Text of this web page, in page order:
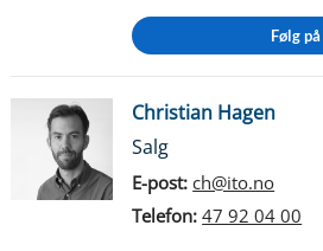
Følg
Christian Hagen
Salg
E-post: ch@ito.no
Telefon: 47 92 04 00